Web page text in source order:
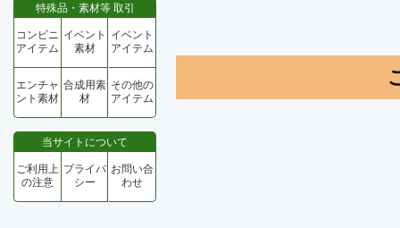
特殊品・素材等 取引
コンビニ
アイテム
イベント
素材
イベント
アイテム
エンチャ
ント素材
合成用素
材
その他の
アイテム
当サイトについて
ご利用上
の注意
プライバ
シー
お問い合
わせ